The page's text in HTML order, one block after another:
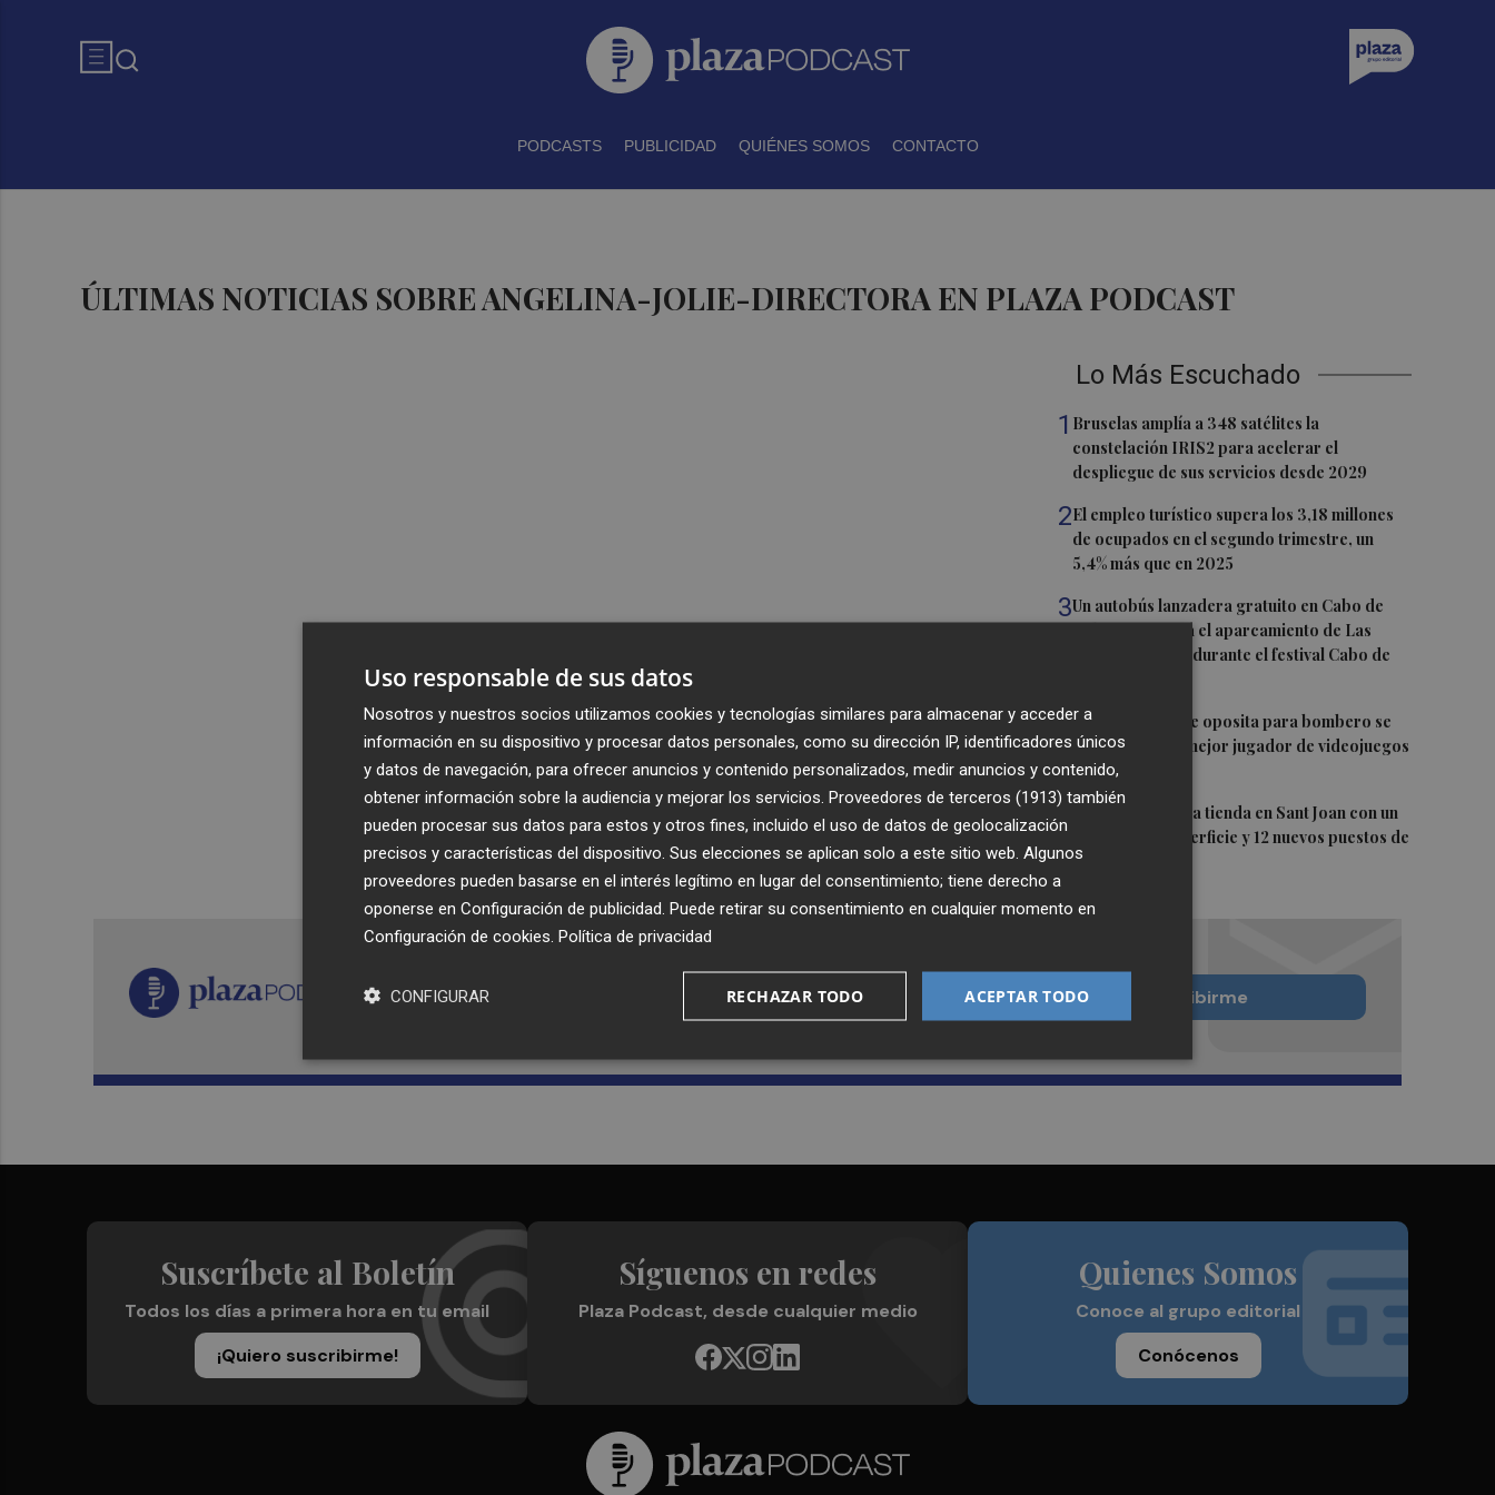
PODCASTS PUBLICIDAD QUIÉNES SOMOS CONTACTO
ÚLTIMAS NOTICIAS SOBRE ANGELINA-JOLIE-DIRECTORA EN PLAZA PODCAST
Lo Más Escuchado
1 Bruselas amplía a 348 satélites la
constelación IRIS2 para acelerar el
despliegue de sus servicios desde 2029
2El empleo turístico supera los 3,18 millones
de ocupados en el segundo trimestre, un
5,4% más que en 2025
3Un autobús lanzadera gratuito en Cabo de
Palos conectará el aparcamiento de Las
Dunas y el Faro durante el festival Cabo de
4Un alicantino que oposita para bombero se
convierte en el mejor jugador de videojuegos
de España
5
Lidl inaugura una tienda en Sant Joan con un
60% más de superficie y 12 nuevos puestos de
trabajo
Recibe toda la actualidad de
Plaza Podcast en tu correo
Quiero suscribirme
Suscríbete al Boletín
Todos los días a primera hora en tu email
¡Quiero suscribirme!
Síguenos en redes
Plaza Podcast, desde cualquier medio
Quienes Somos
Conoce al grupo editorial
Conócenos
Uso responsable de sus datos
Nosotros y nuestros socios utilizamos cookies y tecnologías similares para almacenar y acceder a
información en su dispositivo y procesar datos personales, como su dirección IP, identificadores únicos
y datos de navegación, para ofrecer anuncios y contenido personalizados, medir anuncios y contenido,
obtener información sobre la audiencia y mejorar los servicios. Proveedores de terceros (1913) también
pueden procesar sus datos para estos y otros fines, incluido el uso de datos de geolocalización
precisos y características del dispositivo. Sus elecciones se aplican solo a este sitio web. Algunos
proveedores pueden basarse en el interés legítimo en lugar del consentimiento; tiene derecho a
oponerse en Configuración de publicidad . Puede retirar su consentimiento en cualquier momento en
Configuración de cookies Política de privacidad
ACEPTAR TODO
RECHAZAR TODO
CONFIGURAR